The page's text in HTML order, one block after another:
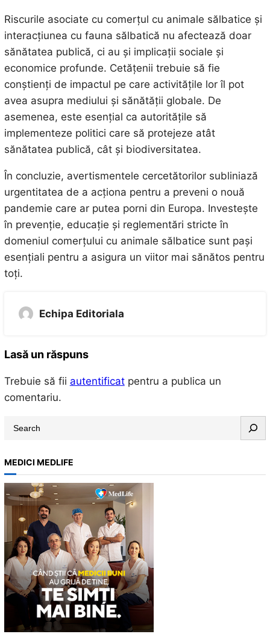
Riscurile asociate cu comerțul cu animale sălbatice și
interacțiunea cu fauna sălbatică nu afectează doar
sănătatea publică, ci au și implicații sociale și
economice profunde. Cetățenii trebuie să fie
conștienți de impactul pe care activitățile lor îl pot
avea asupra mediului și sănătății globale. De
asemenea, este esențial ca autoritățile să
implementeze politici care să protejeze atât
sănătatea publică, cât și biodiversitatea.
În concluzie, avertismentele cercetătorilor subliniază
urgentitatea de a acționa pentru a preveni o nouă
pandemie care ar putea porni din Europa. Investește
în prevenție, educație și reglementări stricte în
domeniul comerțului cu animale sălbatice sunt pași
esențiali pentru a asigura un viitor mai sănătos pentru
toți.
Echipa Editoriala
Lasă un răspuns
Trebuie să fii autentificatpentru a publica un
comentariu.
a
r
c
h
MEDICI MEDLIFE